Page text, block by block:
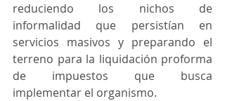
reduciendo los nichos de
informalidad que persistían en
servicios masivos y preparando el
terreno para la liquidación proforma
de impuestos que busca
implementar el organismo.